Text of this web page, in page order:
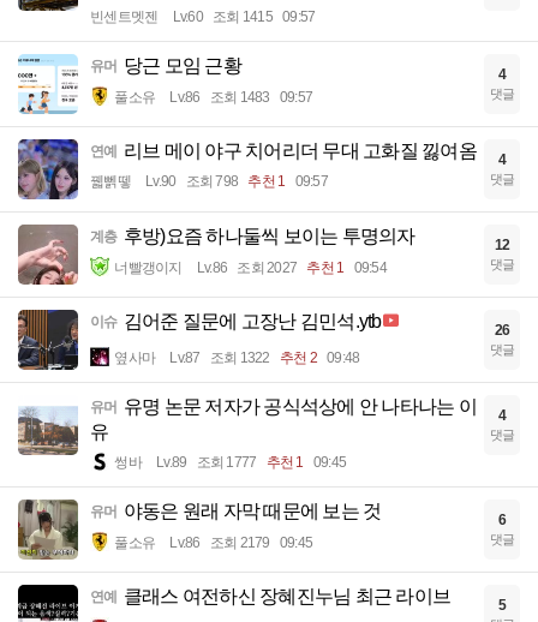
빈센트멧젠 Lv.60 조회 1415 09:57
유머 당근 모임 근황
풀소유 Lv.86 조회 1483 09:57
4
댓글
연예 리브 메이 야구 치어리더 무대 고화질 낋여옴
꿻뻵뗗 Lv.90 조회 798 추천 1 09:57
4
댓글
계층 후방)요즘 하나둘씩 보이는 투명의자
너빨갱이지 Lv.86 조회 2027 추천 1 09:54
12
댓글
이슈 김어준 질문에 고장난 김민석.ytb
옆사마 Lv.87 조회 1322 추천 2 09:48
26
댓글
유머 유명 논문 저자가 공식석상에 안 나타나는 이
유
썽바 Lv.89 조회 1777 추천 1 09:45
4
댓글
유머 야동은 원래 자막 때문에 보는 것
풀소유 Lv.86 조회 2179 09:45
6
댓글
연예 클래스 여전하신 장혜진누님 최근 라이브 5